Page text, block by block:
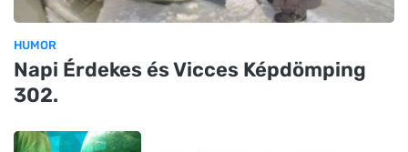
HUMOR
Napi Érdekes és Vicces Képdömping
302.